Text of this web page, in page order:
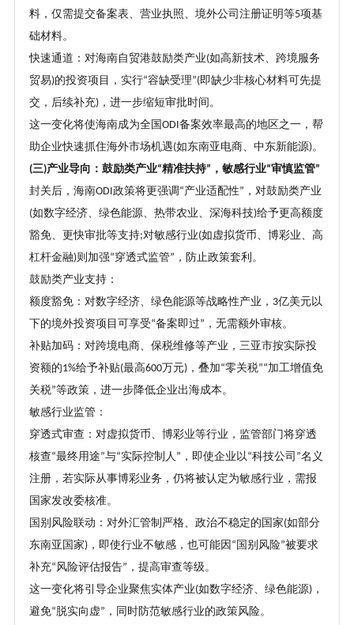
料，仅需提交备案表、营业执照、境外公司注册证明等5项基
础材料。
快速通道：对海南自贸港鼓励类产业(如高新技术、跨境服务
贸易)的投资项目，实行“容缺受理”(即缺少非核心材料可先提
交，后续补充)，进一步缩短审批时间。
这一变化将使海南成为全国 ODI备案效率最高的地区之一，帮
助企业快速抓住海外市场机遇(如东南亚电商、中东新能源)。
(三)产业导向：鼓励类产业“精准扶持” ，敏感行业“审慎监管”
封关后，海南ODI政策将更强调 “产业适配性” ，对鼓励类产业
(如数字经济、绿色能源、热带农业、深海科技)给予更高额度
豁免、更快审批等支持;对敏感行业(如虚拟货币、博彩业、高
杠杆金融)则加强“穿透式监管” ，防止政策套利。
鼓励类产业支持：
额度豁免：对数字经济、绿色能源等战略性产业， 3亿美元以
下的境外投资项目可享受“备案即过” ，无需额外审核。
补贴加码：对跨境电商、保税维修等产业，三亚市按实际投
资额的1%给予补贴(最高600万元)，叠加“零关税”“加工增值免
关税”等政策，进一步降低企业出海成本。
敏感行业监管：
穿透式审查：对虚拟货币、博彩业等行业，监管部门将穿透
核查“最终用途”与“实际控制人” ，即使企业以“科技公司 ”名义
注册，若实际从事博彩业务，仍将被认定为敏感行业，需报
国家发改委核准。
国别风险联动：对外汇管制严格、政治不稳定的国家(如部分
东南亚国家)，即使行业不敏感，也可能因 “ 国别风险”被要求
补充“风险评估报告” ，提高审查等级。
这一变化将引导企业聚焦实体产业(如数字经济、绿色能源)，
避免“脱实向虚” ，同时防范敏感行业的政策风险。